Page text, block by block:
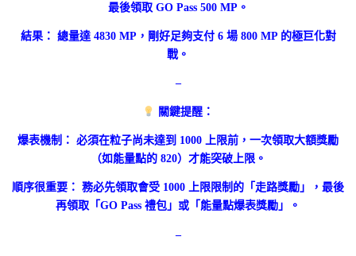
最後領取 GO Pass 500 MP。
結果： 總量達 4830 MP，剛好足夠支付 6 場 800 MP 的極巨化對
戰。
–
關鍵提醒：
爆表機制： 必須在粒子尚未達到 1000 上限前，一次領取大額獎勵
（如能量點的 820）才能突破上限。
順序很重要： 務必先領取會受 1000 上限限制的「走路獎勵」，最後
再領取「GO Pass 禮包」或「能量點爆表獎勵」。
–